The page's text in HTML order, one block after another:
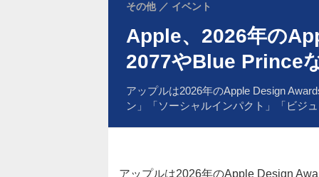
Apple、2026年の
2077やBlue Prince
アップルは2026年のApple Design
ン」「ソーシャルインパクト」「ビジ
その他 イベント
アップルは2026年のApple Design